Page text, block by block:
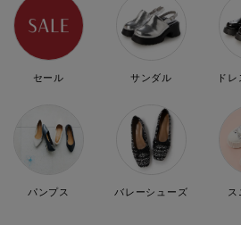
セール
パンプス
サンダル
バレーシューズ
ド
ス